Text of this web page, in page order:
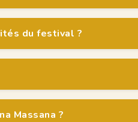
du festival ?
Massana ?